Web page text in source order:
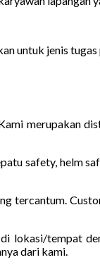
untuk jenis tugas
merupakan
safety, helm
tercantum.
lokasi/tempat
dari kami.